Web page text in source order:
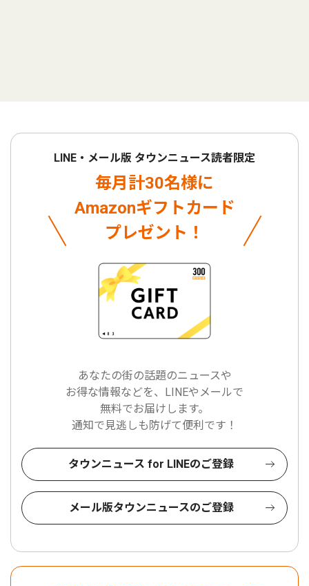
LINE・メール版 タウンニュース読者限定
毎月計30名様に
Amazonギフトカード
プレゼント！
あなたの街の話題のニュースや
お得な情報などを、LINEやメールで
無料でお届けします。
通知で見逃しも防げて便利です！
タウンニュース for LINEのご登録
メール版タウンニュースのご登録